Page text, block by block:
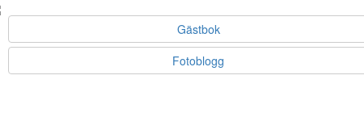
Gästbok
Fotoblogg